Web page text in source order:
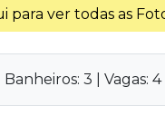
para ver todas as
3 | Vagas: 4